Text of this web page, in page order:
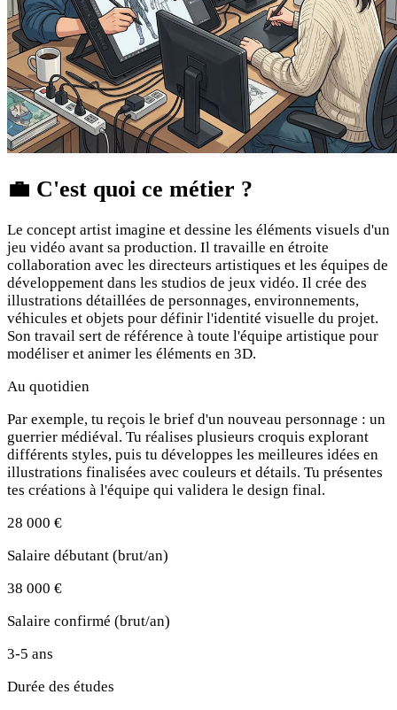
💼 C'est quoi ce métier ?
Le concept artist imagine et dessine les éléments visuels d'un
jeu vidéo avant sa production. Il travaille en étroite
collaboration avec les directeurs artistiques et les équipes de
développement dans les studios de jeux vidéo. Il crée des
illustrations détaillées de personnages, environnements,
véhicules et objets pour définir l'identité visuelle du projet.
Son travail sert de référence à toute l'équipe artistique pour
modéliser et animer les éléments en 3D.
Au quotidien
Par exemple, tu reçois le brief d'un nouveau personnage : un
guerrier médiéval. Tu réalises plusieurs croquis explorant
différents styles, puis tu développes les meilleures idées en
illustrations finalisées avec couleurs et détails. Tu présentes
tes créations à l'équipe qui validera le design final.
28 000 €
Salaire débutant (brut/an)
38 000 €
Salaire confirmé (brut/an)
3-5 ans
Durée des études